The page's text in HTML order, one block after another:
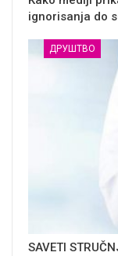
ignorisanja do
ДРУШТВО
SAVETI